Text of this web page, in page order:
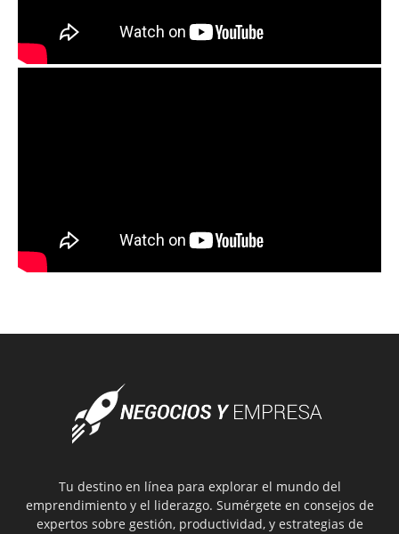
Tu destino en línea para explorar el mundo del
emprendimiento y el liderazgo. Sumérgete en consejos de
expertos sobre gestión, productividad, y estrategias de